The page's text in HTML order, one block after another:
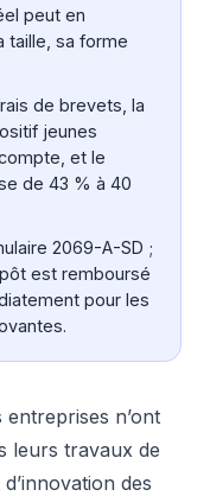
peut en
taille, sa forme
de brevets, la
jeunes
et le
de 43 % à 40
2069-A-SD ;
est remboursé
pour les
n’ont
leurs travaux de
des